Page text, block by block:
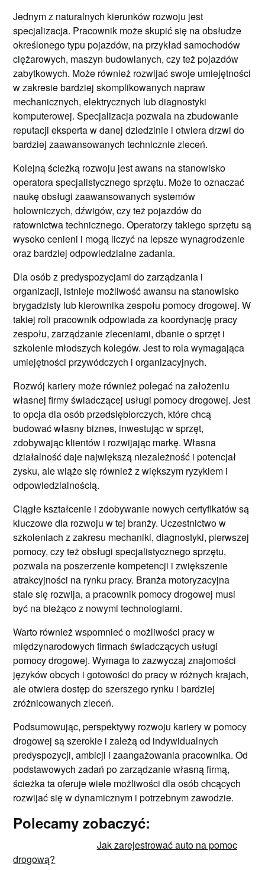
Jednym z naturalnych kierunków rozwoju jest
specjalizacja. Pracownik może skupić się na obsłudze
określonego typu pojazdów, na przykład samochodów
ciężarowych, maszyn budowlanych, czy też pojazdów
zabytkowych. Może również rozwijać swoje umiejętności
w zakresie bardziej skomplikowanych napraw
mechanicznych, elektrycznych lub diagnostyki
komputerowej. Specjalizacja pozwala na zbudowanie
reputacji eksperta w danej dziedzinie i otwiera drzwi do
bardziej zaawansowanych technicznie zleceń.
Kolejną ścieżką rozwoju jest awans na stanowisko
operatora specjalistycznego sprzętu. Może to oznaczać
naukę obsługi zaawansowanych systemów
holowniczych, dźwigów, czy też pojazdów do
ratownictwa technicznego. Operatorzy takiego sprzętu są
wysoko cenieni i mogą liczyć na lepsze wynagrodzenie
oraz bardziej odpowiedzialne zadania.
Dla osób z predyspozycjami do zarządzania i
organizacji, istnieje możliwość awansu na stanowisko
brygadzisty lub kierownika zespołu pomocy drogowej. W
takiej roli pracownik odpowiada za koordynację pracy
zespołu, zarządzanie zleceniami, dbanie o sprzęt i
szkolenie młodszych kolegów. Jest to rola wymagająca
umiejętności przywódczych i organizacyjnych.
Rozwój kariery może również polegać na założeniu
własnej firmy świadczącej usługi pomocy drogowej. Jest
to opcja dla osób przedsiębiorczych, które chcą
budować własny biznes, inwestując w sprzęt,
zdobywając klientów i rozwijając markę. Własna
działalność daje największą niezależność i potencjał
zysku, ale wiąże się również z większym ryzykiem i
odpowiedzialnością.
Ciągłe kształcenie i zdobywanie nowych certyfikatów są
kluczowe dla rozwoju w tej branży. Uczestnictwo w
szkoleniach z zakresu mechaniki, diagnostyki, pierwszej
pomocy, czy też obsługi specjalistycznego sprzętu,
pozwala na poszerzenie kompetencji i zwiększenie
atrakcyjności na rynku pracy. Branża motoryzacyjna
stale się rozwija, a pracownik pomocy drogowej musi
być na bieżąco z nowymi technologiami.
Warto również wspomnieć o możliwości pracy w
międzynarodowych firmach świadczących usługi
pomocy drogowej. Wymaga to zazwyczaj znajomości
języków obcych i gotowości do pracy w różnych krajach,
ale otwiera dostęp do szerszego rynku i bardziej
zróżnicowanych zleceń.
Podsumowując, perspektywy rozwoju kariery w pomocy
drogowej są szerokie i zależą od indywidualnych
predyspozycji, ambicji i zaangażowania pracownika. Od
podstawowych zadań po zarządzanie własną firmą,
ścieżka ta oferuje wiele możliwości dla osób chcących
rozwijać się w dynamicznym i potrzebnym zawodzie.
Polecamy zobaczyć:
Jak zarejestrować auto na pomoc
drogową?